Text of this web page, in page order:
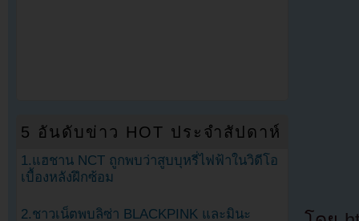
5 อันดับข่าว HOT ประจำสัปดาห์
1.แฮชาน NCT ถูกพบว่าสูบบุหรี่ไฟฟ้าในวิดีโอ
เบื้องหลังฝึกซ้อม
2.ชาวเน็ตพบลิซ่า BLACKPINK และมินะ